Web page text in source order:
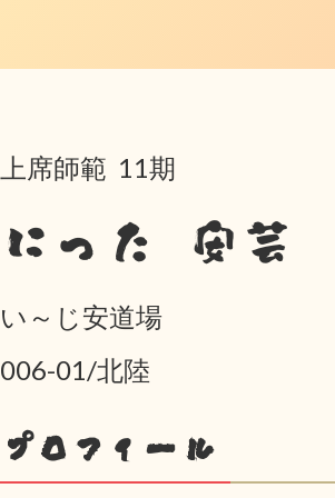
上席師範 11期
にった 安芸
い～じ安道場
006-01/北陸
プロフィール